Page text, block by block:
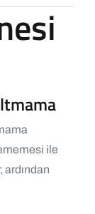
ile
ardından